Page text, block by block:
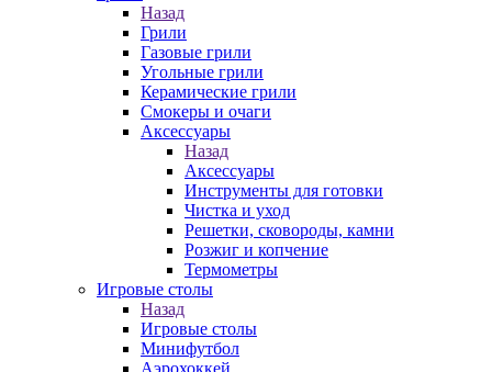
Назад
Грили
Газовые грили
Угольные грили
Керамические грили
Смокеры и очаги
Аксессуары
Назад
Аксессуары
Инструменты для готовки
Чистка и уход
Решетки, сковороды, камни
Розжиг и копчение
Термометры
Игровые столы
Назад
Игровые столы
Минифутбол
Аэрохоккей